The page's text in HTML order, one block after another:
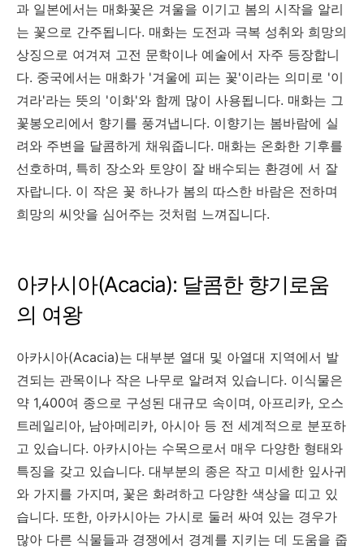
과 일본에서는 매화꽃은 겨울을 이기고 봄의 시작을 알리
는 꽃으로 간주됩니다. 매화는 도전과 극복 성취와 희망의
상징으로 여겨져 고전 문학이나 예술에서 자주 등장합니
다. 중국에서는 매화가 '겨울에 피는 꽃'이라는 의미로 '이
겨라'라는 뜻의 '이화'와 함께 많이 사용됩니다. 매화는 그
꽃봉오리에서 향기를 풍겨냅니다. 이향기는 봄바람에 실
려와 주변을 달콤하게 채워줍니다. 매화는 온화한 기후를
선호하며, 특히 장소와 토양이 잘 배수되는 환경에 서 잘
자랍니다. 이 작은 꽃 하나가 봄의 따스한 바람은 전하며
희망의 씨앗을 심어주는 것처럼 느껴집니다.
아카시아(Acacia): 달콤한 향기로움
의 여왕
아카시아(Acacia)는 대부분 열대 및 아열대 지역에서 발
견되는 관목이나 작은 나무로 알려져 있습니다. 이식물은
약 1,400여 종으로 구성된 대규모 속이며, 아프리카, 오스
트레일리아, 남아메리카, 아시아 등 전 세계적으로 분포하
고 있습니다. 아카시아는 수목으로서 매우 다양한 형태와
특징을 갖고 있습니다. 대부분의 종은 작고 미세한 잎사귀
와 가지를 가지며, 꽃은 화려하고 다양한 색상을 띠고 있
습니다. 또한, 아카시아는 가시로 둘러 싸여 있는 경우가
많아 다른 식물들과 경쟁에서 경계를 지키는 데 도움을 줍